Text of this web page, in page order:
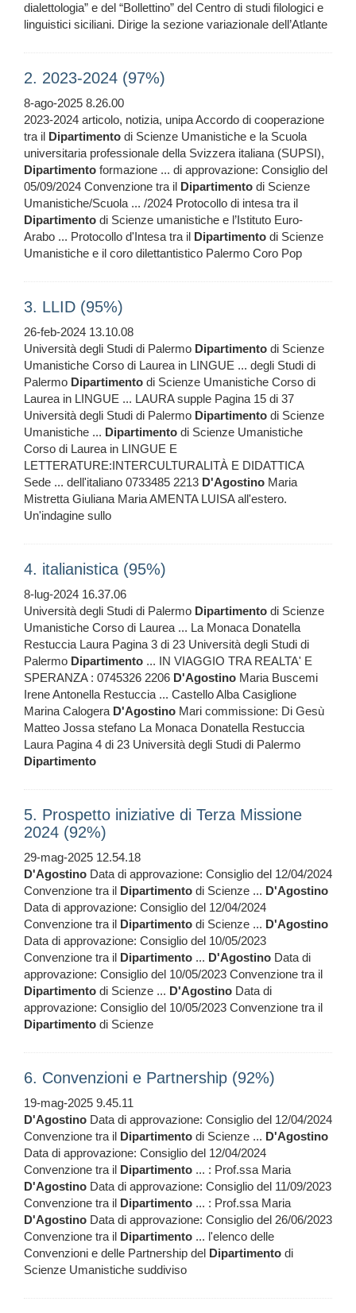
dialettologia” e del “Bollettino” del Centro di studi filologici e
linguistici siciliani. Dirige la sezione variazionale dell’Atlante
2. 2023-2024 (97%)
8-ago-2025 8.26.00
2023-2024 articolo, notizia, unipa Accordo di cooperazione
tra il Dipartimento di Scienze Umanistiche e la Scuola
universitaria professionale della Svizzera italiana (SUPSI),
Dipartimento formazione ... di approvazione: Consiglio del
05/09/2024 Convenzione tra il Dipartimento di Scienze
Umanistiche/Scuola ... /2024 Protocollo di intesa tra il
Dipartimento di Scienze umanistiche e l’Istituto Euro-
Arabo ... Protocollo d'Intesa tra il Dipartimento di Scienze
Umanistiche e il coro dilettantistico Palermo Coro Pop
3. LLID (95%)
26-feb-2024 13.10.08
Università degli Studi di Palermo Dipartimento di Scienze
Umanistiche Corso di Laurea in LINGUE ... degli Studi di
Palermo Dipartimento di Scienze Umanistiche Corso di
Laurea in LINGUE ... LAURA supple Pagina 15 di 37
Università degli Studi di Palermo Dipartimento di Scienze
Umanistiche ... Dipartimento di Scienze Umanistiche
Corso di Laurea in LINGUE E
LETTERATURE:INTERCULTURALITÀ E DIDATTICA
Sede ... dell'italiano 0733485 2213 D'Agostino Maria
Mistretta Giuliana Maria AMENTA LUISA all'estero.
Un'indagine sullo
4. italianistica (95%)
8-lug-2024 16.37.06
Università degli Studi di Palermo Dipartimento di Scienze
Umanistiche Corso di Laurea ... La Monaca Donatella
Restuccia Laura Pagina 3 di 23 Università degli Studi di
Palermo Dipartimento ... IN VIAGGIO TRA REALTA' E
SPERANZA : 0745326 2206 D'Agostino Maria Buscemi
Irene Antonella Restuccia ... Castello Alba Casiglione
Marina Calogera D'Agostino Mari commissione: Di Gesù
Matteo Jossa stefano La Monaca Donatella Restuccia
Laura Pagina 4 di 23 Università degli Studi di Palermo
Dipartimento
5. Prospetto iniziative di Terza Missione
2024 (92%)
29-mag-2025 12.54.18
D'Agostino Data di approvazione: Consiglio del 12/04/2024
Convenzione tra il Dipartimento di Scienze ... D'Agostino
Data di approvazione: Consiglio del 12/04/2024
Convenzione tra il Dipartimento di Scienze ... D'Agostino
Data di approvazione: Consiglio del 10/05/2023
Convenzione tra il Dipartimento ... D'Agostino Data di
approvazione: Consiglio del 10/05/2023 Convenzione tra il
Dipartimento di Scienze ... D'Agostino Data di
approvazione: Consiglio del 10/05/2023 Convenzione tra il
Dipartimento di Scienze
6. Convenzioni e Partnership (92%)
19-mag-2025 9.45.11
D'Agostino Data di approvazione: Consiglio del 12/04/2024
Convenzione tra il Dipartimento di Scienze ... D'Agostino
Data di approvazione: Consiglio del 12/04/2024
Convenzione tra il Dipartimento ... : Prof.ssa Maria
D'Agostino Data di approvazione: Consiglio del 11/09/2023
Convenzione tra il Dipartimento ... : Prof.ssa Maria
D'Agostino Data di approvazione: Consiglio del 26/06/2023
Convenzione tra il Dipartimento ... l'elenco delle
Convenzioni e delle Partnership del Dipartimento di
Scienze Umanistiche suddiviso